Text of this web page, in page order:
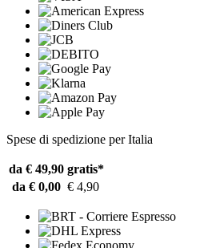
Spese di spedizione per Italia
da € 49,90 gratis*
da € 0,00 € 4,90